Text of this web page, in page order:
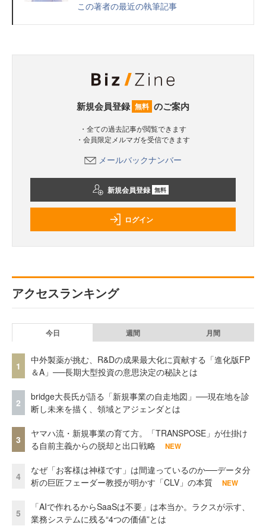
この著者の最近の執筆記事
新規会員登録 無料 のご案内
・全ての過去記事が閲覧できます
・会員限定メルマガを受信できます
メールバックナンバー
新規会員登録 無料
ログイン
アクセスランキング
今日 週間 月間
1
中外製薬が挑む、R&Dの成果最大化に貢献する「進化版FP
＆A」──長期大型投資の意思決定の秘訣とは
2
bridge大長氏が語る「新規事業の自走地図」──現在地を診
断し未来を描く、領域とアジェンダとは
3
ヤマハ流・新規事業の育て方。「TRANSPOSE」が仕掛け
る自前主義からの脱却と出口戦略
NEW
4
なぜ「お客様は神様です」は間違っているのか──データ分
析の巨匠フェーダー教授が明かす「CLV」の本質
NEW
5
「AIで作れるからSaaSは不要」は本当か。ラクスが示す、
業務システムに残る“4つの価値”とは